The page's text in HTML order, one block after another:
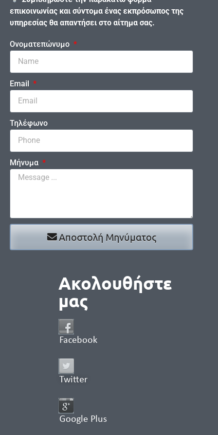
επικοινωνίας και σύντομα ένας εκπρόσωπος της
υπηρεσίας θα απαντήσει στο αίτημα σας.
Ονοματεπώνυμο
Email
Τηλέφωνο
Μήνυμα
Αποστολή Μηνύματος
Ακολουθήστε
μας
Facebook
Twitter
Google Plus